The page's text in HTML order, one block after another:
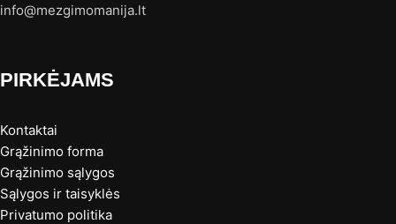
info@mezgimomanija.lt
PIRKĖJAMS
Kontaktai
Grąžinimo forma
Grąžinimo sąlygos
Sąlygos ir taisyklės
Privatumo politika